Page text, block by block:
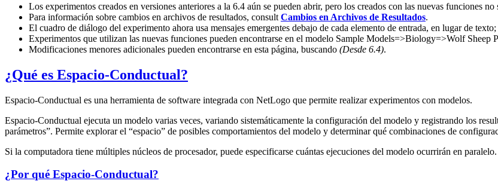
Los experimentos creados en versiones anteriores a la 6.4 aún se pueden abrir, pero los creados con las nuevas funciones
Para información sobre cambios en archivos de resultados, consult Cambios en Archivos de Resultados.
El cuadro de diálogo del experimento ahora usa mensajes emergentes debajo de cada elemento de entrada, en lugar de
Experimentos que utilizan las nuevas funciones pueden encontrarse en el modelo Sample Models=>Biology=>Wolf Sheep
Modificaciones menores adicionales pueden encontrarse en esta página, buscando (Desde 6.4).
¿Qué es Espacio-Conductual?
Espacio-Conductual es una herramienta de software integrada con NetLogo que permite realizar experimentos con modelos.
Espacio-Conductual ejecuta un modelo varias veces, variando sistemáticamente la configuración del modelo y registrando los
parámetros”. Permite explorar el “espacio” de posibles comportamientos del modelo y determinar qué combinaciones de
Si la computadora tiene múltiples núcleos de procesador, puede especificarse cuántas ejecuciones del modelo ocurrirán en paralelo.
¿Por qué Espacio-Conductual?